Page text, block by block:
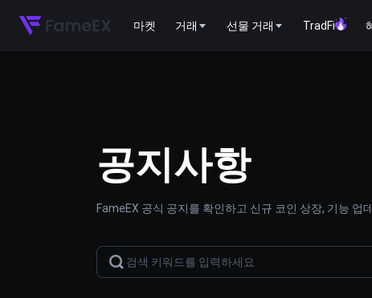
마켓 거래 선물 거래 TradFi
공지사항
FameEX 공식 공지를 확인하고 신규 코인 상장, 기능